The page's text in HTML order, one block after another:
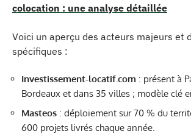
colocation : une analyse détaillée
Voici un aperçu des acteurs majeurs et
spécifiques :
Investissement-locatif.com : présent à
Bordeaux et dans 35 villes ; modèle clé
Masteos : déploiement sur 70 % du
600 projets livrés chaque année.